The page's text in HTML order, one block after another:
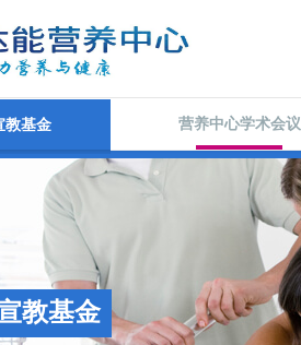
教基金 营养中心学术会议
教基金